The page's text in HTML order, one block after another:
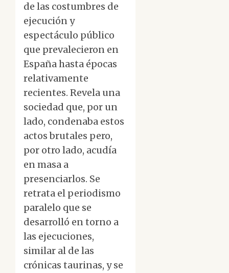
de las costumbres de
ejecución y
espectáculo público
que prevalecieron en
España hasta épocas
relativamente
recientes. Revela una
sociedad que, por un
lado, condenaba estos
actos brutales pero,
por otro lado, acudía
en masa a
presenciarlos. Se
retrata el periodismo
paralelo que se
desarrolló en torno a
las ejecuciones,
similar al de las
crónicas taurinas, y se